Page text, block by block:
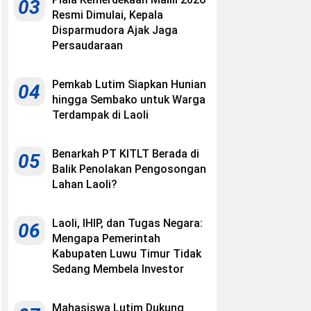
03
Resmi Dimulai, Kepala
Disparmudora Ajak Jaga
Persaudaraan
04
Pemkab Lutim Siapkan Hunian
hingga Sembako untuk Warga
Terdampak di Laoli
05
Benarkah PT KITLT Berada di
Balik Penolakan Pengosongan
Lahan Laoli?
06
Laoli, IHIP, dan Tugas Negara:
Mengapa Pemerintah
Kabupaten Luwu Timur Tidak
Sedang Membela Investor
Mahasiswa Lutim Dukung